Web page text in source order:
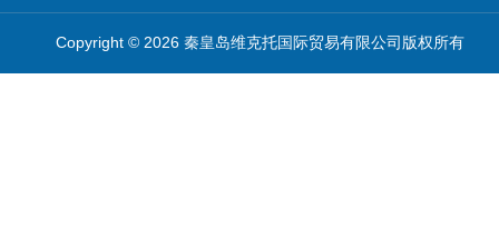
Copyright © 2026 秦皇岛维克托国际贸易有限公司版权所有